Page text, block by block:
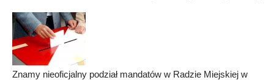
Znamy nieoficjalny podział mandatów w Radzie Miejskiej w